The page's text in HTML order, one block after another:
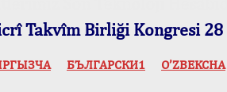
Takvîm Birliği Kongresi
БЪЛГАРСКИ1 O’ZBEKCHA